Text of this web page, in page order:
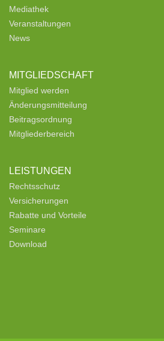
Mediathek
Veranstaltungen
News
MITGLIEDSCHAFT
Mitglied werden
Änderungsmitteilung
Beitragsordnung
Mitgliederbereich
LEISTUNGEN
Rechtsschutz
Versicherungen
Rabatte und Vorteile
Seminare
Download